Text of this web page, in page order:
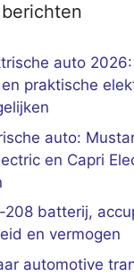
auto
praktische
auto:
en Capri
208 batterij,
en vermogen
automotive